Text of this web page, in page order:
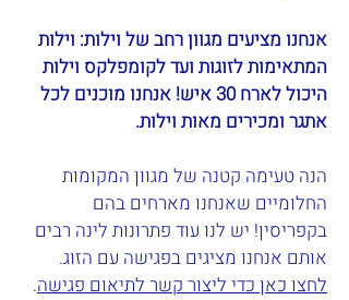
אנחנו מציעים מגוון רחב של וילות: וילות
המתאימות לזוגות ועד לקומפלקס וילות
היכול לארח 30 איש! אנחנו מוכנים לכל
אתגר ומכירים מאות וילות.
הנה טעימה קטנה של מגוון המקומות
החלומיים שאנחנו מארחים בהם
בקפריסין! יש לנו עוד פתרונות לינה רבים
אותם אנחנו מציגים בפגישה עם הזוג.
לחצו כאן כדי ליצור קשר לתיאום פגישה.